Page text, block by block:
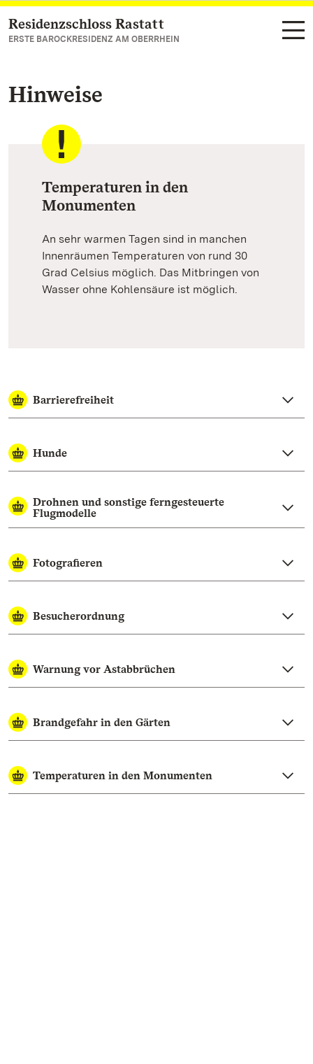
Zum Hauptinhalt springen
Residenzschloss Rastatt
ERSTE BAROCKRESIDENZ AM OBERRHEIN
Hinweise
Temperaturen in den
Monumenten
An sehr warmen Tagen sind in manchen
Innenräumen Temperaturen von rund 30
Grad Celsius möglich. Das Mitbringen von
Wasser ohne Kohlensäure ist möglich.
Barrierefreiheit
Hunde
Drohnen und sonstige ferngesteuerte
Flugmodelle
Fotografieren
Besucherordnung
Warnung vor Astabbrüchen
Brandgefahr in den Gärten
Temperaturen in den Monumenten